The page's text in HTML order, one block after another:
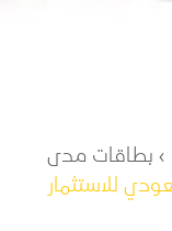
بطاقات مدى
للاستثمار